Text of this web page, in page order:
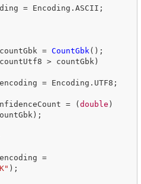
= Encoding . ASCII ;
countGbk = CountGbk ();
countUtf8 > countGbk )
encoding = Encoding . UTF8 ;
= (double )
);
encoding =
);